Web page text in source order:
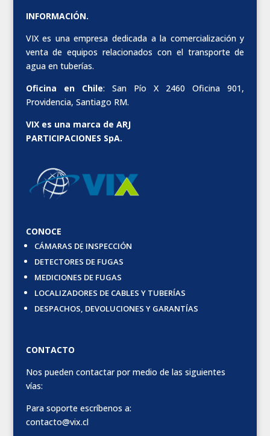
INFORMACIÓN.
VIX es una empresa dedicada a la comercialización y
venta de equipos relacionados con el transporte de
agua en tuberías.
Oficina en Chile: San Pío X 2460 Oficina 901,
Providencia, Santiago RM.
VIX es una marca de ARJ
PARTICIPACIONES SpA.
CONOCE
CÁMARAS DE INSPECCIÓN
DETECTORES DE FUGAS
MEDICIONES DE FUGAS
LOCALIZADORES DE CABLES Y TUBERÍAS
DESPACHOS, DEVOLUCIONES Y GARANTÍAS
CONTACTO
Nos pueden contactar por medio de las siguientes
vías:
Para soporte escríbenos a:
contacto@vix.cl